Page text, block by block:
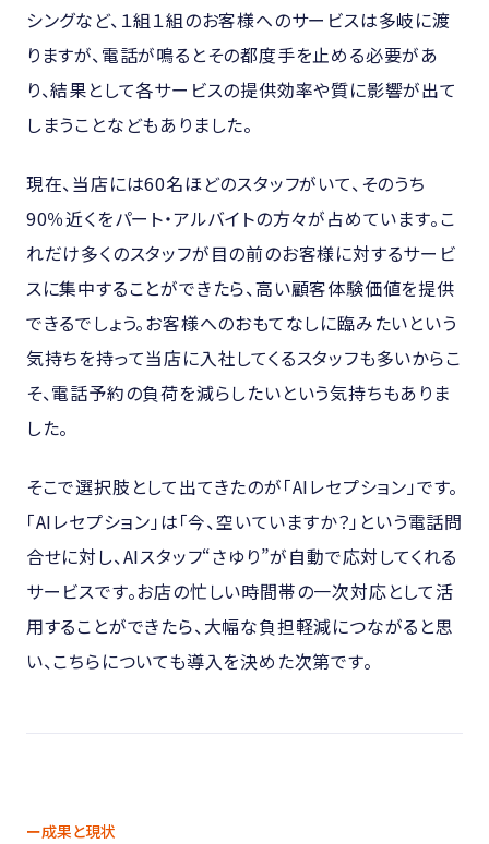
シングなど、１組１組のお客様へのサービスは多岐に渡
りますが、電話が鳴るとその都度手を止める必要があ
り、結果として各サービスの提供効率や質に影響が出て
しまうことなどもありました。
現在、当店には60名ほどのスタッフがいて、そのうち
90％近くをパート・アルバイトの方々が占めています。こ
れだけ多くのスタッフが目の前のお客様に対するサービ
スに集中することができたら、高い顧客体験価値を提供
できるでしょう。お客様へのおもてなしに臨みたいという
気持ちを持って当店に入社してくるスタッフも多いからこ
そ、電話予約の負荷を減らしたいという気持ちもありま
した。
そこで選択肢として出てきたのが「AIレセプション」です。
「AIレセプション」は「今、空いていますか？」という電話問
合せに対し、AIスタッフ“さゆり”が自動で応対してくれる
サービスです。お店の忙しい時間帯の一次対応として活
用することができたら、大幅な負担軽減につながると思
い、こちらについても導入を決めた次第です。
ー成果と現状